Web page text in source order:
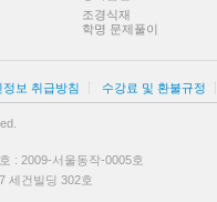
조경식재
학명 문제풀이
정보 취급방침 수강료 및 환불규정
: 2009-서울동작-0005호
세건빌딩 302호